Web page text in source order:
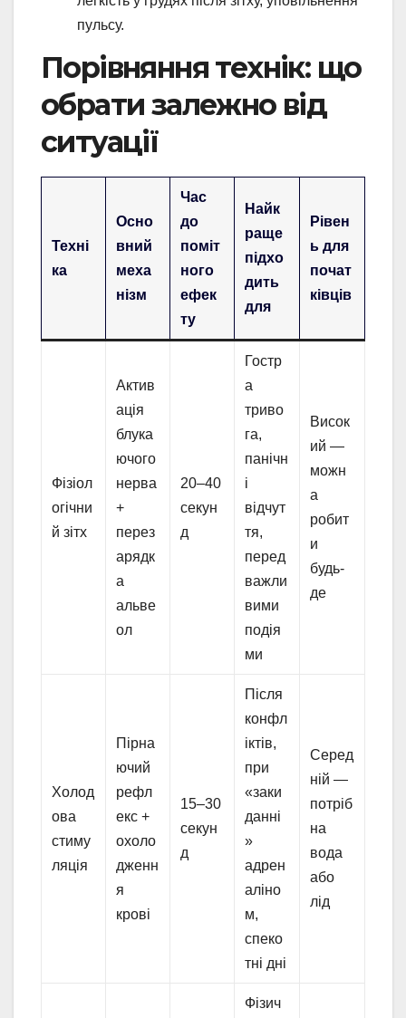
пульсу.
Порівняння технік: що
обрати залежно від
ситуації
Техні
ка
Осно
вний
меха
нізм
Час
до
поміт
ного
ефек
ту
Найк
раще
підхо
дить
для
Рівен
ь для
почат
ківців
Фізіол
огічни
й зітх
Актив
ація
блука
ючого
нерва
+
перез
арядк
а
альве
ол
20–40
секун
д
Гостр
а
триво
га,
панічн
і
відчут
тя,
перед
важли
вими
подія
ми
Висок
ий —
можн
а
робит
и
будь-
де
Холод
ова
стиму
ляція
Пірна
ючий
рефл
екс +
охоло
дженн
я
крові
15–30
секун
д
Після
конфл
іктів,
при
«заки
данні
»
адрен
аліно
м,
спеко
тні дні
Серед
ній —
потріб
на
вода
або
лід
Фізич